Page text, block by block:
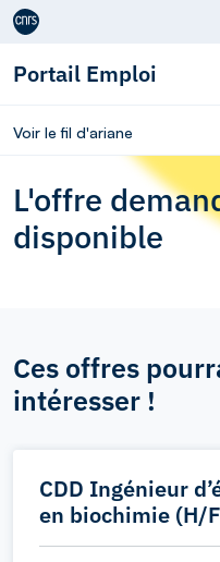
Aller au contenu
Portail Emploi
Voir le fil d'ariane
L'offre
disponible
Ces offres
intéresser !
CDD Ingénieur
en biochimie (H/